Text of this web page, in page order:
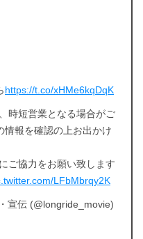
https://t.co/xHMe6kqDqK
時短営業となる場合がご
情報を確認の上お出かけ
ご協力をお願い致します
LFbMbrqy2K
宣伝 (@longride_movie)